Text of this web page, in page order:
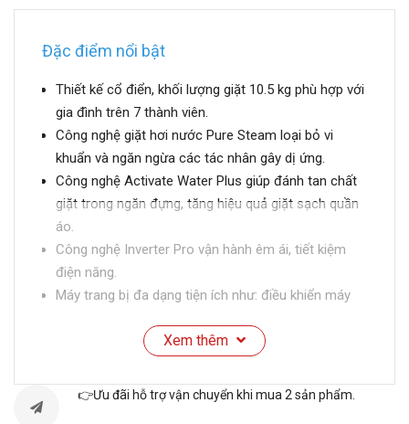
Đặc điểm nổi bật
Thiết kế cổ điển, khối lượng giặt 10.5 kg phù hợp với
gia đình trên 7 thành viên.
Công nghệ giặt hơi nước Pure Steam loại bỏ vi
khuẩn và ngăn ngừa các tác nhân gây dị ứng.
Công nghệ Activate Water Plus giúp đánh tan chất
giặt trong ngăn đựng, tăng hiệu quả giặt sạch quần
áo.
Công nghệ Inverter Pro vận hành êm ái, tiết kiệm
điện năng.
Máy trang bị đa dạng tiện ích như: điều khiển máy
động chẩn đoán sự cố, tạm dừng và thêm đồ khi
Thông số kỹ thuật
Xem thêm
👉Ưu đãi hỗ trợ vận chuyển khi mua 2 sản phẩm.